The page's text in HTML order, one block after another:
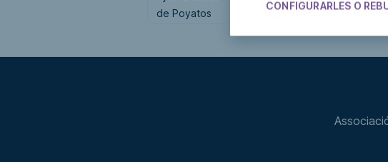
CONFIGURARLES O
de Poyatos
de Cascajares
de